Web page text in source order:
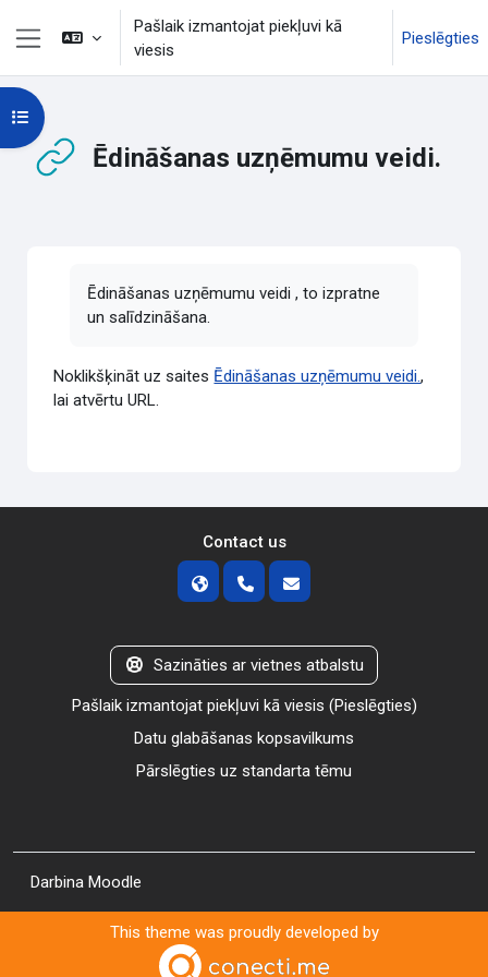
Atvērt galveno saturu
Sānu panelis
Pašlaik izmantojat piekļuvi kā
viesis
Pieslēgties
Ēdināšanas uzņēmumu veidi.
Atvērt kursu indeksu
Ēdināšanas uzņēmumu veidi , to izpratne
un salīdzināšana.
Noklikšķināt uz saites Ēdināšanas uzņēmumu veidi.,
lai atvērtu URL.
Contact us
Sazināties ar vietnes atbalstu
Pašlaik izmantojat piekļuvi kā viesis (Pieslēgties)
Datu glabāšanas kopsavilkums
Pārslēgties uz standarta tēmu
Darbina Moodle
This theme was proudly developed by